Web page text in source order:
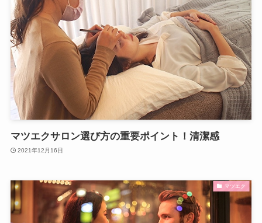
マツエクサロン選び方の重要ポイント！清潔感
2021年12月16日
マツエク